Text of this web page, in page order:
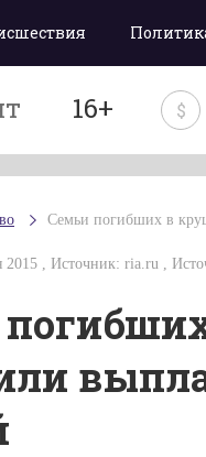
16+ $
Семьи погибших в
2015 , Источник: ria.ru ,